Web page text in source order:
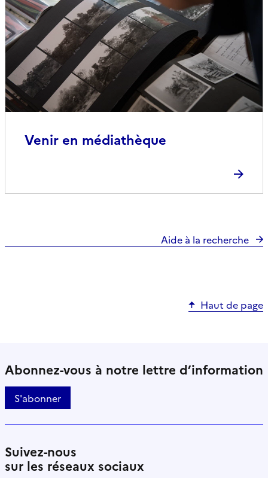
Venir en médiathèque
Aide à la recherche
Haut de page
Abonnez-vous à notre lettre d’information
S'abonner
Suivez-nous
sur les réseaux sociaux